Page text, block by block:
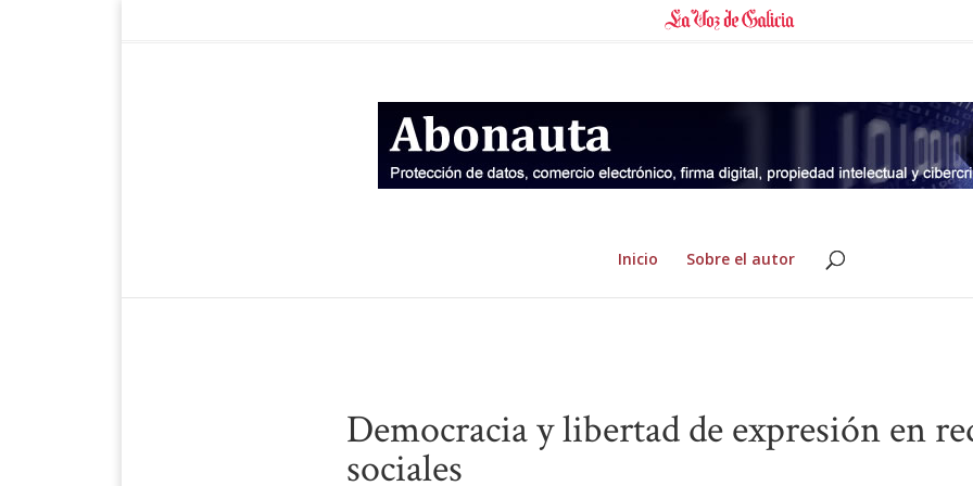
Inicio Sobre el autor
Democracia y libertad de expresión en
sociales